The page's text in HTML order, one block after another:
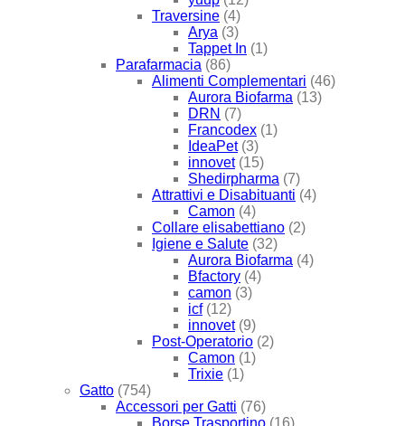
Traversine (4)
Arya (3)
Tappet In (1)
Parafarmacia (86)
Alimenti Complementari (46)
Aurora Biofarma (13)
DRN (7)
Francodex (1)
IdeaPet (3)
innovet (15)
Shedirpharma (7)
Attrattivi e Disabituanti (4)
Camon (4)
Collare elisabettiano (2)
Igiene e Salute (32)
Aurora Biofarma (4)
Bfactory (4)
camon (3)
icf (12)
innovet (9)
Post-Operatorio (2)
Camon (1)
Trixie (1)
Gatto (754)
Accessori per Gatti (76)
Borse Trasportino (16)